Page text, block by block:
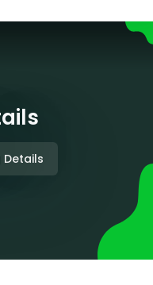
Details